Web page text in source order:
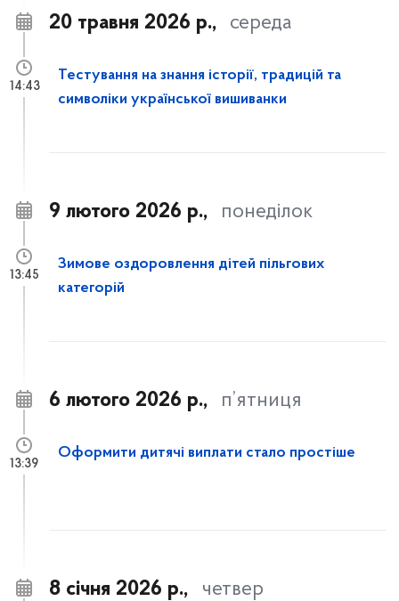
20 травня 2026 р., середа
Тестування на знання історії, традицій та
символіки української вишиванки
14:43
9 лютого 2026 р., понеділок
Зимове оздоровлення дітей пільгових
категорій
13:45
6 лютого 2026 р., п’ятниця
Оформити дитячі виплати стало простіше
13:39
8 січня 2026 р., четвер